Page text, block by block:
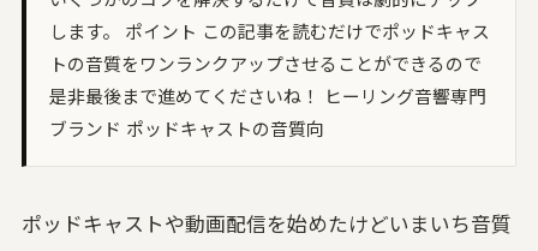
ディオアナライザー｜LUFS・スペクトラ
MONTAGE
合わせる
します。 ポイント この記事を読むだけでポッドキャス
トの音質をワンランクアップさせることができるので
是非最後まで進めてくださいね！ ヒーリング音響専門
ブランド ポッドキャストの音質向
ポッドキャストや動画配信を始めたけどいまいち音質